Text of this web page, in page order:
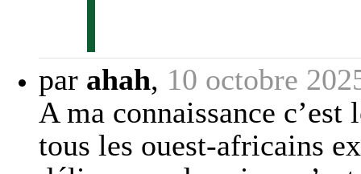
par ahah, 10 octobre
A ma connaissance
tous les ouest-africains